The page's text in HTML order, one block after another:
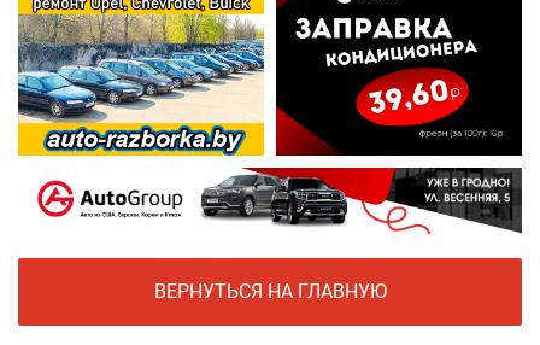
ВЕРНУТЬСЯ НА ГЛАВНУЮ